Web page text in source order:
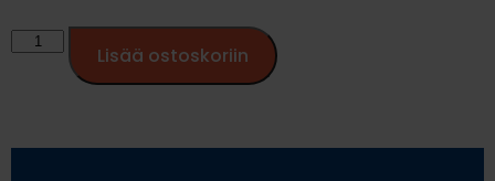
Lisää ostoskoriin